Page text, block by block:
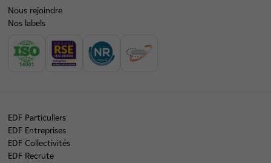
Nous rejoindre
Nos labels
EDF Particuliers
EDF Entreprises
EDF Collectivités
EDF Recrute